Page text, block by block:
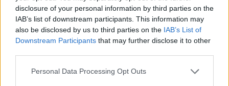
disclosure of your personal information by third parties on the
IAB’s list of downstream participants. This information may
also be disclosed by us to third parties on the IAB’s List of
Downstream Participants that may further disclose it to other
Personal Data Processing Opt Outs